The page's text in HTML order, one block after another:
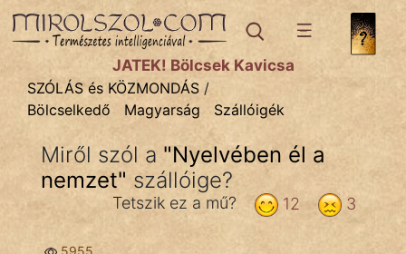
SZÓLÁS ÉS KÖZMONDÁStémák:
Bibliai
Kifejezések
Közmondások
Rímelő
JÁTÉK! Bölcsek Kavicsa
SZÓLÁS és KÖZMONDÁS /
Bölcselkedő
Magyarság Szállóigék
Miről szól a "Nyelvében él a
nemzet" szállóige?
3
12
Tetszik ez a mű?
5955